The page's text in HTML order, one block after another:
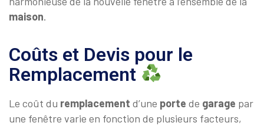
maison.
Coûts et Devis pour le
Remplacement
Le coût du remplacement d’une porte de garage par
une fenêtre varie en fonction de plusieurs facteurs,